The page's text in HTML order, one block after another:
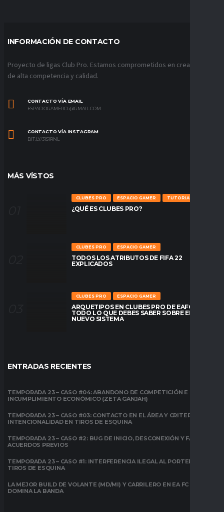
INFORMACIÓN DE CONTACTO
Proyecto de ligas Club Pro. Estamos comprometidos en crear ligas
de alta competencia y calidad.
CONTACTO VÍA EMAIL
ESPACIOGAMERCL@GMAIL.COM
CONTACTO VÍA INSTAGRAM
BIT.LY/31S1RNL
MÁS VÍSTOS
CLUBES PRO ESPACIO GAMER TUTORIALES
¿QUÉ ES CLUBES PRO?
CLUBES PRO ESPACIO GAMER
TODOS LOS ATRIBUTOS DE FIFA 22
EXPLICADOS
CLUBES PRO ESPACIO GAMER
ARQUETIPOS EN CLUBES PRO DE EAFC26:
TODO LO QUE DEBES SABER SOBRE EL
NUEVO SISTEMA
ENTRADAS RECIENTES
TEMPORADA 23 – CASO #04: ABANDONO DE COMPETICIÓN E
INCUMPLIMIENTO ECONÓMICO (ZETA GANJAH)
TEMPORADA 23 – CASO #03: CONTACTO EN EL ÁREA Y CRITERIO DE
INTENCIONALIDAD EN TIROS DE ESQUINA
TEMPORADA 23 – CASO #2: BUG DE INICIO, DESCONEXIÓN Y FALTA DE
ACUERDOS PREVIOS
TEMPORADA 23 – CASO #1: INTERFERENCIA ILEGAL AL PORTERO EN
TIROS DE ESQUINA
LA MEJOR BUILD DE VOLANTE (MD/MI) Y CARRILERO EN EA FC 26:
DOMINA LA BANDA